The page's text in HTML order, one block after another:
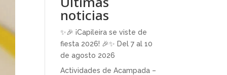
noticias
✨🎉 ¡Capileira se viste de
fiesta 2026! 🎉✨ Del 7 al 10
de agosto 2026
Actividades de Acampada –